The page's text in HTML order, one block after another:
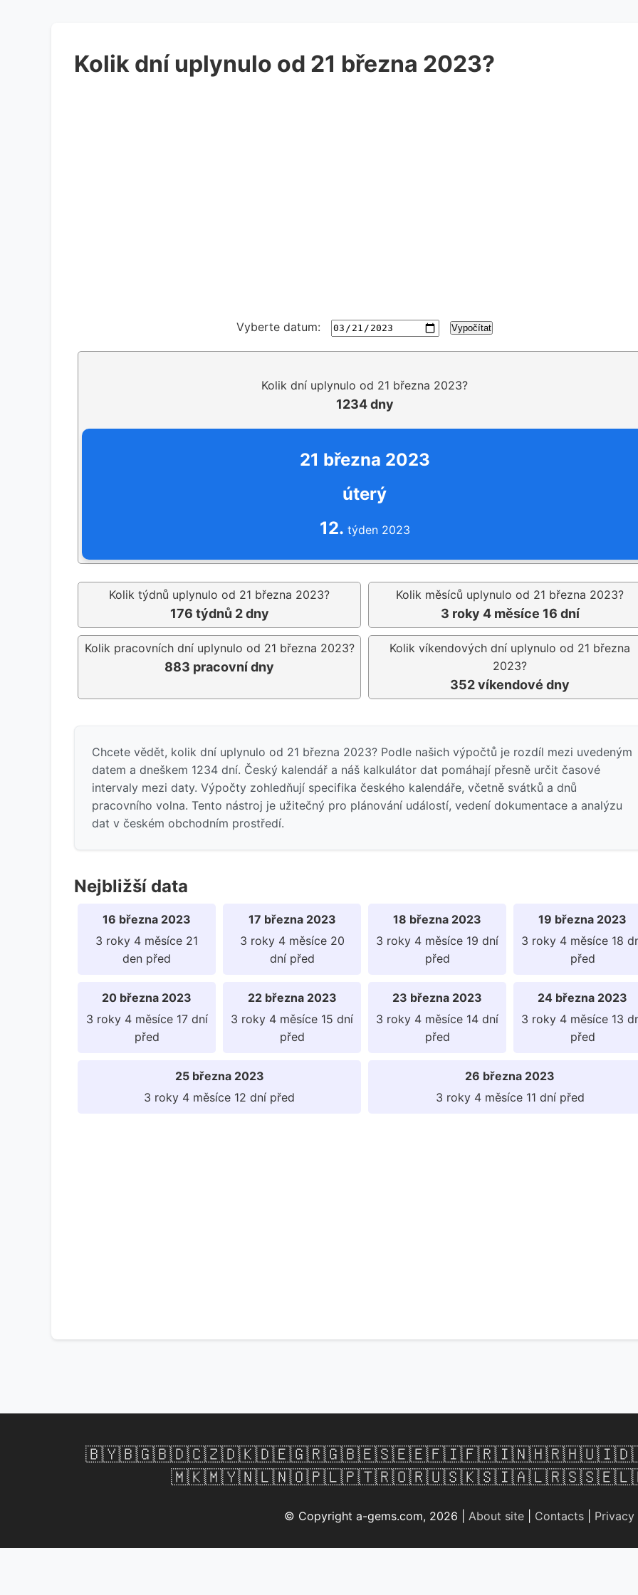
Kolik dní uplynulo od 21 března 2023?
Vyberte datum: Vypočítat
Kolik dní uplynulo od 21 března 2023?
1234 dny
21 března 2023
úterý
12. týden 2023
Kolik týdnů uplynulo od 21 března 2023?
176 týdnů 2 dny
Kolik měsíců uplynulo od 21 března 2023?
3 roky 4 měsíce 16 dní
Kolik pracovních dní uplynulo od 21 března 2023?
883 pracovní dny
Kolik víkendových dní uplynulo od 21 března
2023?
352 víkendové dny
Chcete vědět, kolik dní uplynulo od 21 března 2023? Podle našich výpočtů je rozdíl mezi uvedeným
datem a dneškem 1234 dní. Český kalendář a náš kalkulátor dat pomáhají přesně určit časové
intervaly mezi daty. Výpočty zohledňují specifika českého kalendáře, včetně svátků a dnů
pracovního volna. Tento nástroj je užitečný pro plánování událostí, vedení dokumentace a analýzu
dat v českém obchodním prostředí.
Nejbližší data
16 března 2023
3 roky 4 měsíce 21
den před
17 března 2023
3 roky 4 měsíce 20
dní před
18 března 2023
3 roky 4 měsíce 19 dní
před
19 března 2023
3 roky 4 měsíce 18
před
20 března 2023
3 roky 4 měsíce 17 dní
před
22 března 2023
3 roky 4 měsíce 15 dní
před
23 března 2023
3 roky 4 měsíce 14 dní
před
24 března 2023
3 roky 4 měsíce 13
před
25 března 2023
3 roky 4 měsíce 12 dní před
26 března 2023
3 roky 4 měsíce 11 dní před
🇧🇾🇧🇬🇧🇩🇨🇿🇩🇰🇩🇪🇬🇷🇬🇧🇪🇸🇪🇪🇫🇮🇫🇷🇮🇳🇭🇷🇭🇺🇮🇩
🇲🇰🇲🇾🇳🇱🇳🇴🇵🇱🇵🇹🇷🇴🇷🇺🇸🇰🇸🇮🇦🇱🇷🇸🇸🇪
© Copyright a-gems.com, 2026 | About site Contacts